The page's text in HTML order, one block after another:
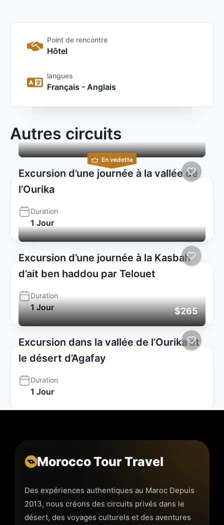
Point de rencontre
Hôtel
langues
Français - Anglais
Autres circuits
En vedette
Excursion d’une journée à la vallée de
l’Ourika
Duration
1 Jour
Excursion d’une journée à la Kasbah
d’ait ben haddou par Telouet
Duration
1 Jour $265
Excursion dans la vallée de l’Ourika et
le désert d’Agafay
Duration
1 Jour
Morocco Tour Travel
Des expériences authentiques au Maroc Depuis
2013, nous créons des circuits privés dans le
désert, des voyages culturels et des aventures